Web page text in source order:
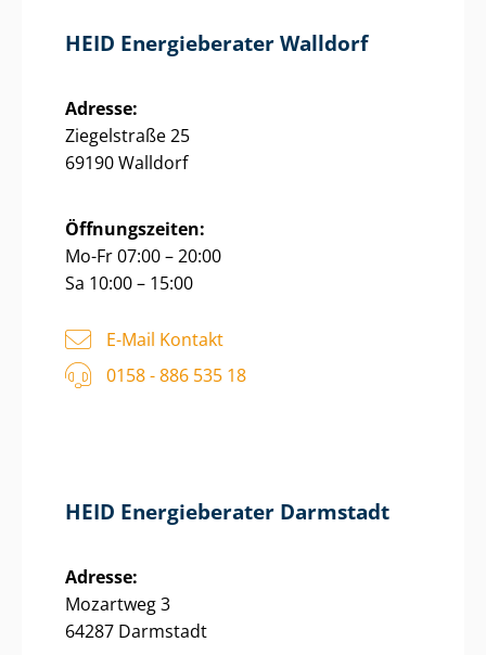
HEID Energieberater Walldorf
Adresse:
Ziegelstraße 25
69190 Walldorf
Öffnungszeiten:
Mo-Fr 07:00 – 20:00
Sa 10:00 – 15:00
E-Mail Kontakt
0158 - 886 535 18
HEID Energieberater Darmstadt
Adresse:
Mozartweg 3
64287 Darmstadt